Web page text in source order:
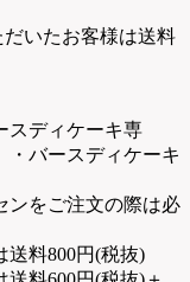
だいたお客様は送料
スディケーキ専
・バースディケーキ
ンをご注文の際は必
送料800円(税抜)